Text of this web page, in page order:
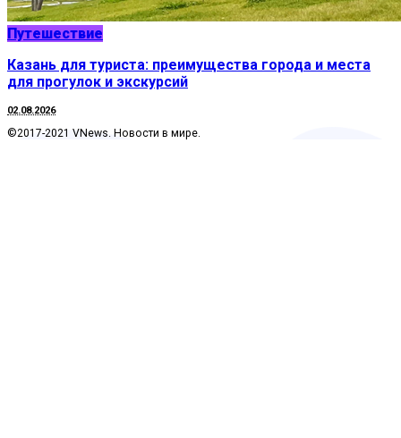
Путешествие
Казань для туриста: преимущества города и места
для прогулок и экскурсий
02.08.2026
©2017-2021 VNews. Новости в мире.